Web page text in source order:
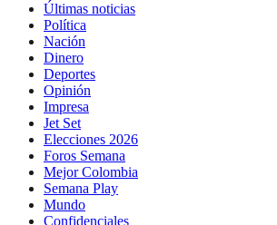
Últimas noticias
Política
Nación
Dinero
Deportes
Opinión
Impresa
Jet Set
Elecciones 2026
Foros Semana
Mejor Colombia
Semana Play
Mundo
Confidenciales